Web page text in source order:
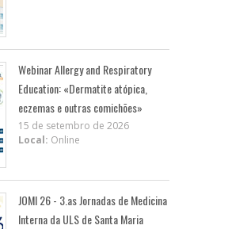
Webinar Allergy and Respiratory
Education: «Dermatite atópica,
eczemas e outras comichões»
15 de setembro de 2026
Local: Online
JOMI 26 - 3.as Jornadas de Medicina
Interna da ULS de Santa Maria